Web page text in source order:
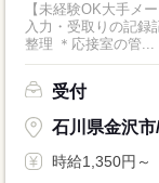
【未経験OK大手メ
入力・受取りの記録
整理 ＊応接室の管...
受付
石川県金沢市
時給1,350円～